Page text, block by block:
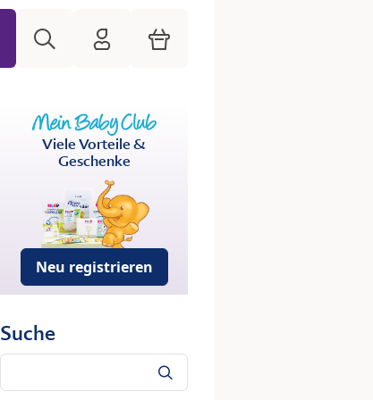
HiPP Mein Babyclub
Warenkorb
Viele Vorteile &
Geschenke
Neu registrieren
Suche